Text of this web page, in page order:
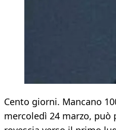
Cento giorni. Mancano
mercoledì 24 marzo,